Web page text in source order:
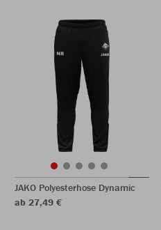
JAKO Polyesterhose Dynamic
ab 27,49 €